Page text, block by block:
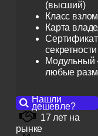
(высший)
Класс
Карта
Модульный
любые
Нашли
дешевле?
17 лет на
рынке